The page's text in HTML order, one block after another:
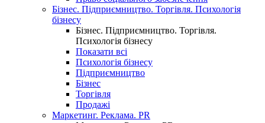
Бізнес. Підприємництво. Торгівля. Психологія
бізнесу
Бізнес. Підприємництво. Торгівля.
Психологія бізнесу
Показати всі
Психологія бізнесу
Підприємництво
Бізнес
Торгівля
Продажі
Маркетинг. Реклама. PR